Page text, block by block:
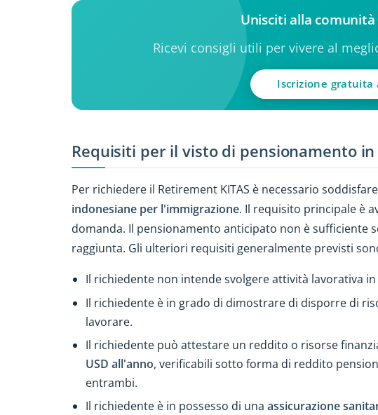
Unisciti alla
Ricevi consigli utili per vivere al
Iscrizione gratuita
Requisiti per il visto di pensionamento
Per richiedere il Retirement KITAS è necessario
indonesiane per l'immigrazione. Il requisito principale è
domanda. Il pensionamento anticipato non è sufficiente
raggiunta. Gli ulteriori requisiti generalmente previsti
Il richiedente non intende svolgere attività lavorativa in
Il richiedente è in grado di dimostrare di disporre di
lavorare.
Il richiedente può attestare un reddito o risorse
USD all'anno, verificabili sotto forma di reddito
entrambi.
Il richiedente è in possesso di una assicurazione